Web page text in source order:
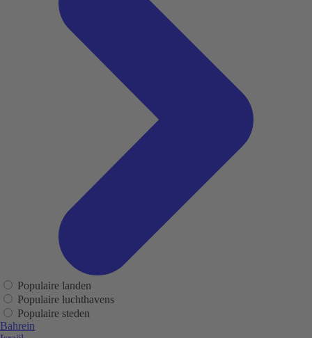
Populaire landen
Populaire luchthavens
Populaire steden
Bahrein